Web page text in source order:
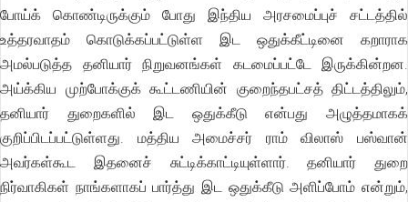
போய்க் கொண்டிருக்கும் போது இந்திய அரசமைப்புச் சட்டத்தில்
உத்தரவாதம் கொடுக்கப்பட்டுள்ள இட ஒதுக்கீட்டினை கறாராக
அமல்படுத்த தனியார் நிறுவனங்கள் கடமைப்பட்டே இருக்கின்றன.
அய்க்கிய முற்போக்குக் கூட்டணியின் குறைந்தபட்சத் திட்டத்திலும்,
தனியார் துறைகளில் இட ஒதுக்கீடு என்பது அழுத்தமாகக்
குறிப்பிடப்பட்டுள்ளது. மத்திய அமைச்சர் ராம் விலாஸ் பஸ்வான்
அவர்கள்கூட இதனைச் சுட்டிக்காட்டியுள்ளார். தனியார் துறை
நிர்வாகிகள் நாங்களாகப் பார்த்து இட ஒதுக்கீடு அளிப்போம் என்றும்,